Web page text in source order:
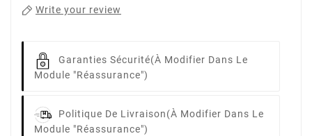
Write your review
Garanties Sécurité(à Modifier Dans Le
Module "Réassurance")
Politique De Livraison(à Modifier Dans Le
Module "Réassurance")